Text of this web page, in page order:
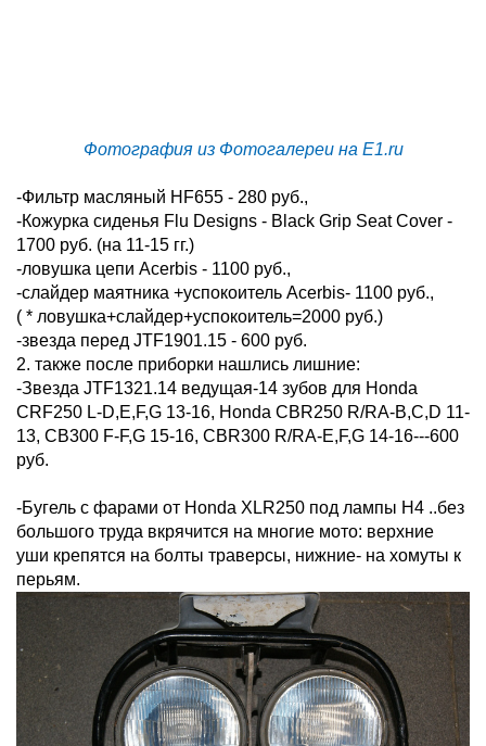
Фотография из Фотогалереи на E1.ru
-Фильтр масляный HF655 - 280 руб.,
-Кожурка сиденья Flu Designs - Black Grip Seat Cover -
1700 руб. (на 11-15 гг.)
-ловушка цепи Acerbis - 1100 руб.,
-слайдер маятника +успокоитель Acerbis- 1100 руб.,
( * ловушка+слайдер+успокоитель=2000 руб.)
-звезда перед JTF1901.15 - 600 руб.
2. также после приборки нашлись лишние:
-Звезда JTF1321.14 ведущая-14 зубов для Honda
CRF250 L-D,E,F,G 13-16, Honda CBR250 R/RA-B,C,D 11-
13, CB300 F-F,G 15-16, CBR300 R/RA-E,F,G 14-16---600
руб.
-Бугель с фарами от Honda XLR250 под лампы Н4 ..без
большого труда вкрячится на многие мото: верхние
уши крепятся на болты траверсы, нижние- на хомуты к
перьям.